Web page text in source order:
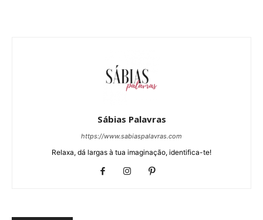
Sábias Palavras
https://www.sabiaspalavras.com
Relaxa, dá largas à tua imaginação, identifica-te!